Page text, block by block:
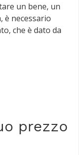
un bene, un
è necessario
che è dato da
prezzo